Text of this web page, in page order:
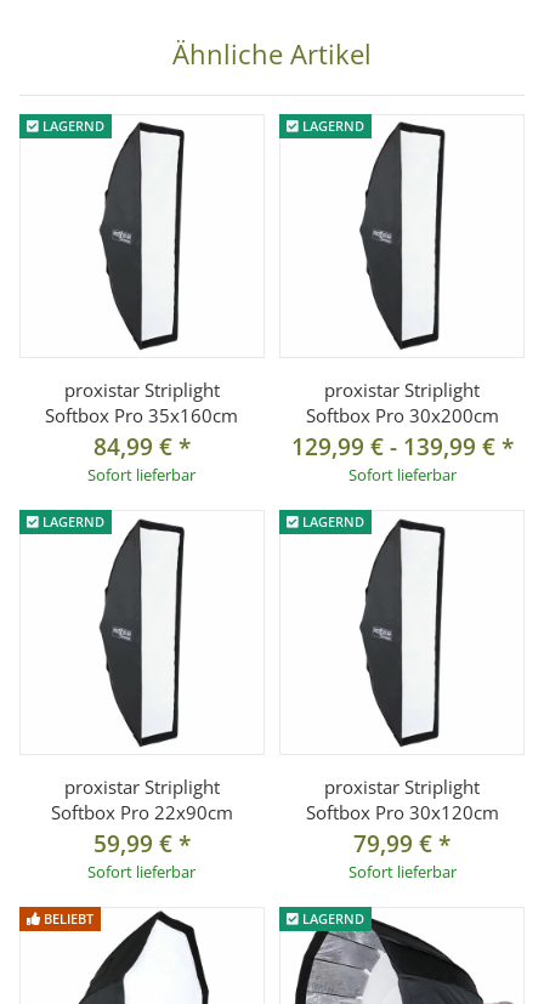
Blitz, Stativ und das Softboxgrid nicht zum Lieferumfang
Ähnliche Artikel
LAGERND
proxistar Striplight
Softbox Pro 35x160cm
84,99 €*
Sofort lieferbar
LAGERND
proxistar Striplight
Softbox Pro 30x200cm
129,99 €- 139,99 €*
Sofort lieferbar
LAGERND
proxistar Striplight
Softbox Pro 22x90cm
59,99 €*
Sofort lieferbar
LAGERND
proxistar Striplight
Softbox Pro 30x120cm
79,99 €*
Sofort lieferbar
BELIEBT LAGERND